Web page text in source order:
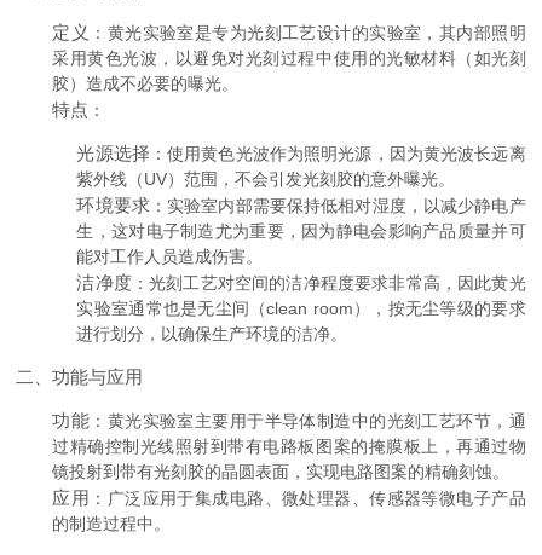
定义 ：黄光实验室是专为光刻工艺设计的实验室，其内部照明
采用黄色光波，以避免对光刻过程中使用的光敏材料（如光刻
胶）造成不必要的曝光。
特点 ：
光源选择 ：使用黄色光波作为照明光源，因为黄光波长远离
紫外线（UV）范围，不会引发光刻胶的意外曝光。
环境要求：实验室内部需要保持低相对湿度，以减少静电产
生，这对电子制造尤为重要，因为静电会影响产品质量并可
能对工作人员造成伤害。
洁净度：光刻工艺对空间的洁净程度要求非常高，因此黄光
实验室通常也是无尘间（clean room），按无尘等级的要求
进行划分，以确保生产环境的洁净。
二、功能与应用
功能 ：黄光实验室主要用于半导体制造中的光刻工艺环节，通
过精确控制光线照射到带有电路板图案的掩膜板上，再通过物
镜投射到带有光刻胶的晶圆表面，实现电路图案的精确刻蚀。
应用 ：广泛应用于集成电路、微处理器、传感器等微电子产品
的制造过程中。